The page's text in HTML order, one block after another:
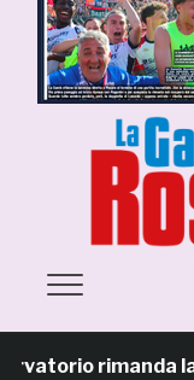
rimanda la